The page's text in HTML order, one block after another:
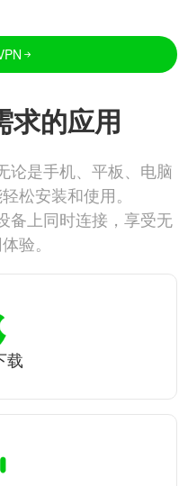
求的应用
论是手机、平板、电脑
松安装和使用。
备上同时连接，享受无
验。
载